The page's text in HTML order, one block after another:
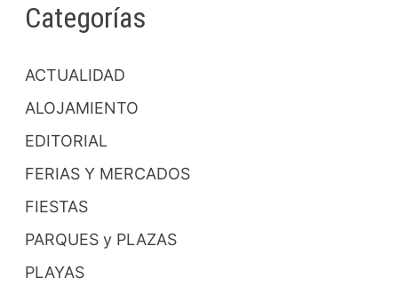
Categorías
ACTUALIDAD
ALOJAMIENTO
EDITORIAL
FERIAS Y MERCADOS
FIESTAS
PARQUES y PLAZAS
PLAYAS